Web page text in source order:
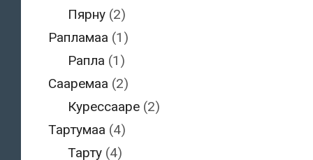
Пярну (2)
Рапламаа (1)
Рапла (1)
Сааремаа (2)
Курессааре (2)
Тартумаа (4)
Тарту (4)